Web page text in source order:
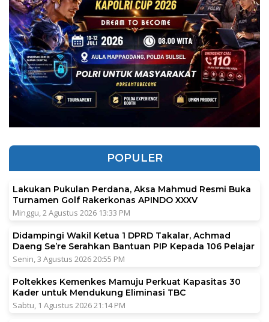
POPULER
Lakukan Pukulan Perdana, Aksa Mahmud Resmi Buka
Turnamen Golf Rakerkonas APINDO XXXV
Minggu, 2 Agustus 2026 13:33 PM
Didampingi Wakil Ketua 1 DPRD Takalar, Achmad
Daeng Se’re Serahkan Bantuan PIP Kepada 106 Pelajar
Senin, 3 Agustus 2026 20:55 PM
Poltekkes Kemenkes Mamuju Perkuat Kapasitas 30
Kader untuk Mendukung Eliminasi TBC
Sabtu, 1 Agustus 2026 21:14 PM